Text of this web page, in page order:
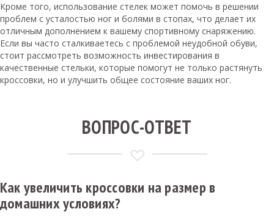
Кроме того, использование стелек может помочь в решении
проблем с усталостью ног и болями в стопах, что делает их
отличным дополнением к вашему спортивному снаряжению.
Если вы часто сталкиваетесь с проблемой неудобной обуви,
стоит рассмотреть возможность инвестирования в
качественные стельки, которые помогут не только растянуть
кроссовки, но и улучшить общее состояние ваших ног.
ВОПРОС-ОТВЕТ
Как увеличить кроссовки на размер в
домашних условиях?